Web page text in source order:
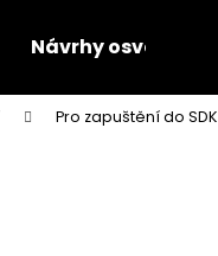
Návrhy osvětlení
Pro zapuštění do SDK